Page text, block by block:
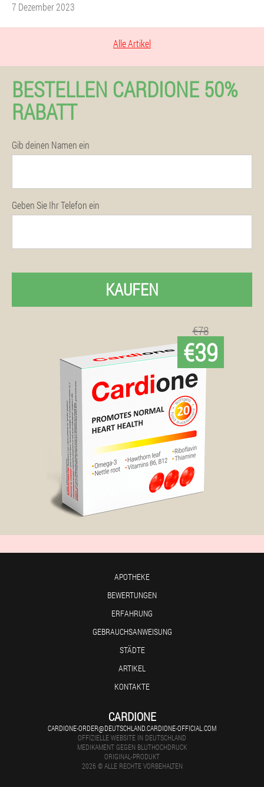
7 Dezember 2023
Alle Artikel
BESTELLEN CARDIONE 50%
RABATT
Gib deinen Namen ein
Geben Sie Ihr Telefon ein
KAUFEN
€78
€39
APOTHEKE
BEWERTUNGEN
ERFAHRUNG
GEBRAUCHSANWEISUNG
STÄDTE
ARTIKEL
KONTAKTE
CARDIONE
CARDIONE-ORDER@DEUTSCHLAND.CARDIONE-OFFICIAL.COM
OFFIZIELLE WEBSITE IN DEUTSCHLAND
MEDIKAMENT GEGEN BLUTHOCHDRUCK
ORIGINAL-PRODUKT
2026 © ALLE RECHTE VORBEHALTEN